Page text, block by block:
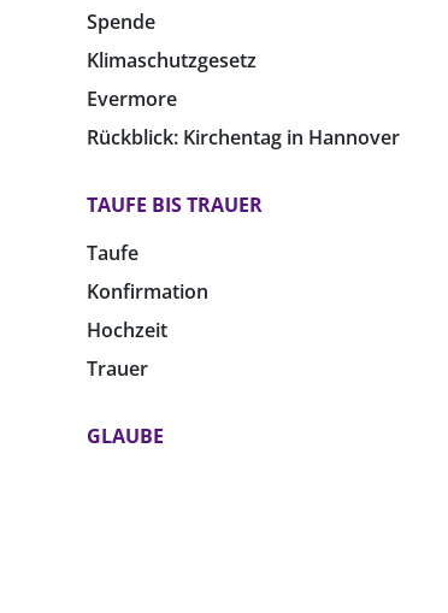
Spende
Klimaschutzgesetz
Evermore
Rückblick: Kirchentag in Hannover
TAUFE BIS TRAUER
Taufe
Konfirmation
Hochzeit
Trauer
GLAUBE